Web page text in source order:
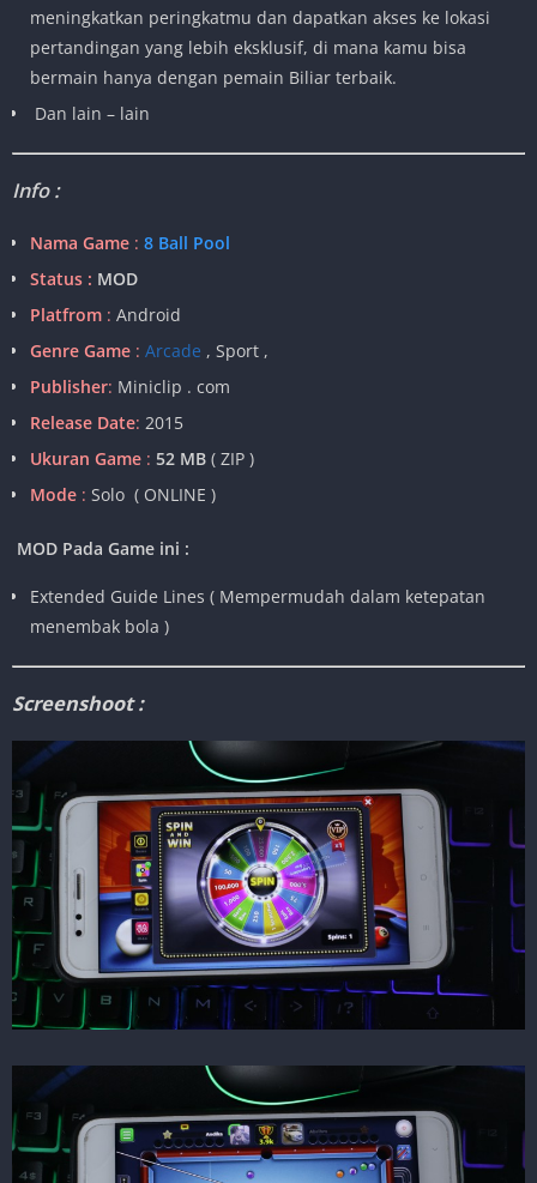
meningkatkan peringkatmu dan dapatkan akses ke lokasi
pertandingan yang lebih eksklusif, di mana kamu bisa
bermain hanya dengan pemain Biliar terbaik.
Dan lain – lain
Info :
Nama Game : 8 Ball Pool
Status : MOD
Platfrom : Android
Genre Game : Arcade , Sport ,
Publisher: Miniclip . com
Release Date: 2015
Ukuran Game : 52 MB ( ZIP )
Mode : Solo ( ONLINE )
MOD Pada Game ini :
Extended Guide Lines ( Mempermudah dalam ketepatan
menembak bola )
Screenshoot :